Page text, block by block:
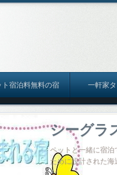
ト宿泊料無料の宿 一軒家
シーグラ
ペットと一緒に宿泊
ために設計された海